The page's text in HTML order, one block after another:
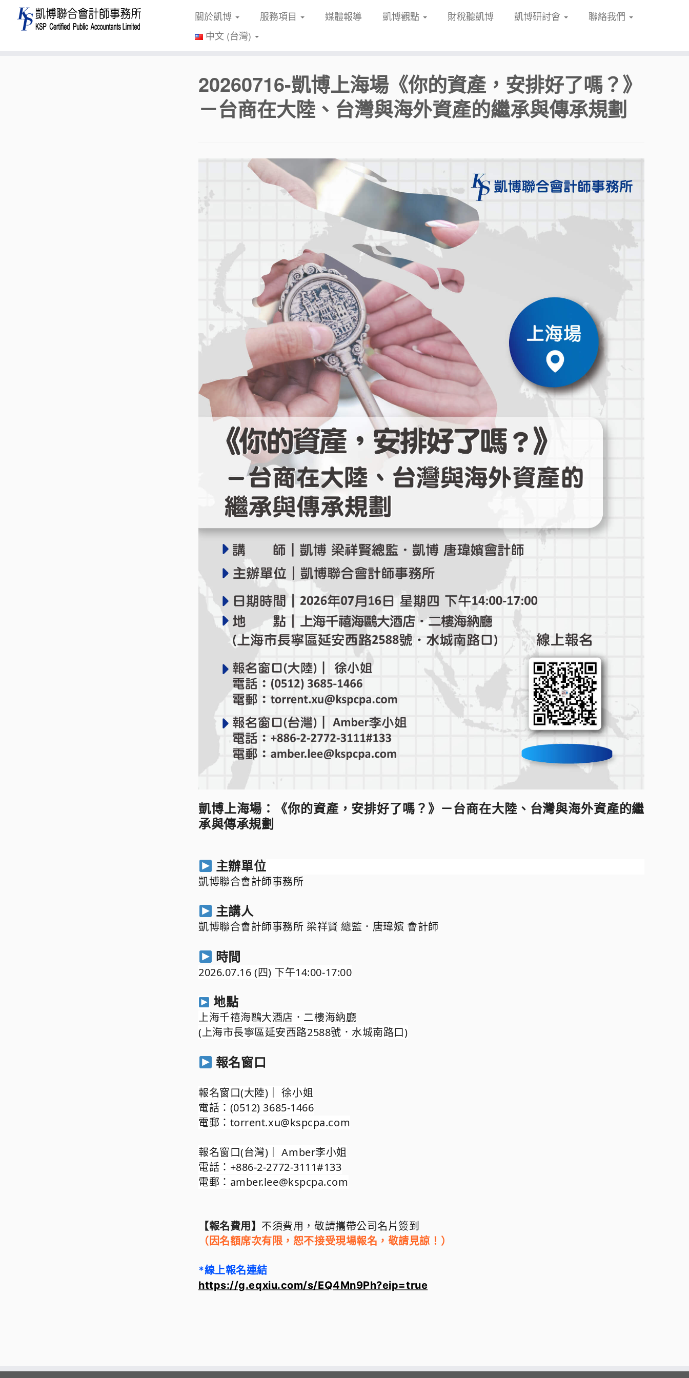
關於凱博 服務項目 媒體報導 凱博觀點 財稅聽凱博 凱博研討會
聯絡我們
中文 (台灣)
20260716-凱博上海場《你的資產，安排好了嗎？》
－台商在大陸、台灣與海外資產的繼承與傳承規劃
凱博上海場：
《你的資產，安排好了嗎？》－台商在大陸、台灣與海外資產的繼
承與傳承規劃
主辦單位
凱博聯合會計師事務所
主講人
凱博聯合會計師事務所 梁祥賢 總監． 唐瑋嬪 會計師
時間
2026.07.16 (四) 下午14:00-17:00
地點
上海千禧海鷗大酒店．二樓海納廳
(上海市長寧區延安西路2588號．水城南路口)
報名窗口
報名窗口(大陸)｜ 徐小姐
電話：(0512) 3685-1466
電郵：torrent.xu@kspcpa.com
報名窗口(台灣)｜ Amber李小姐
電話：+886-2-2772-3111#133
電郵：amber.lee@kspcpa.com
【報名費用 】 不須費用 ，敬請攜帶公司名片簽到
（因名額席次有限，恕不接受現場報名，敬請見諒！ ）
*線上報名連結
https://g.eqxiu.com/s/EQ4Mn9Ph?eip=true